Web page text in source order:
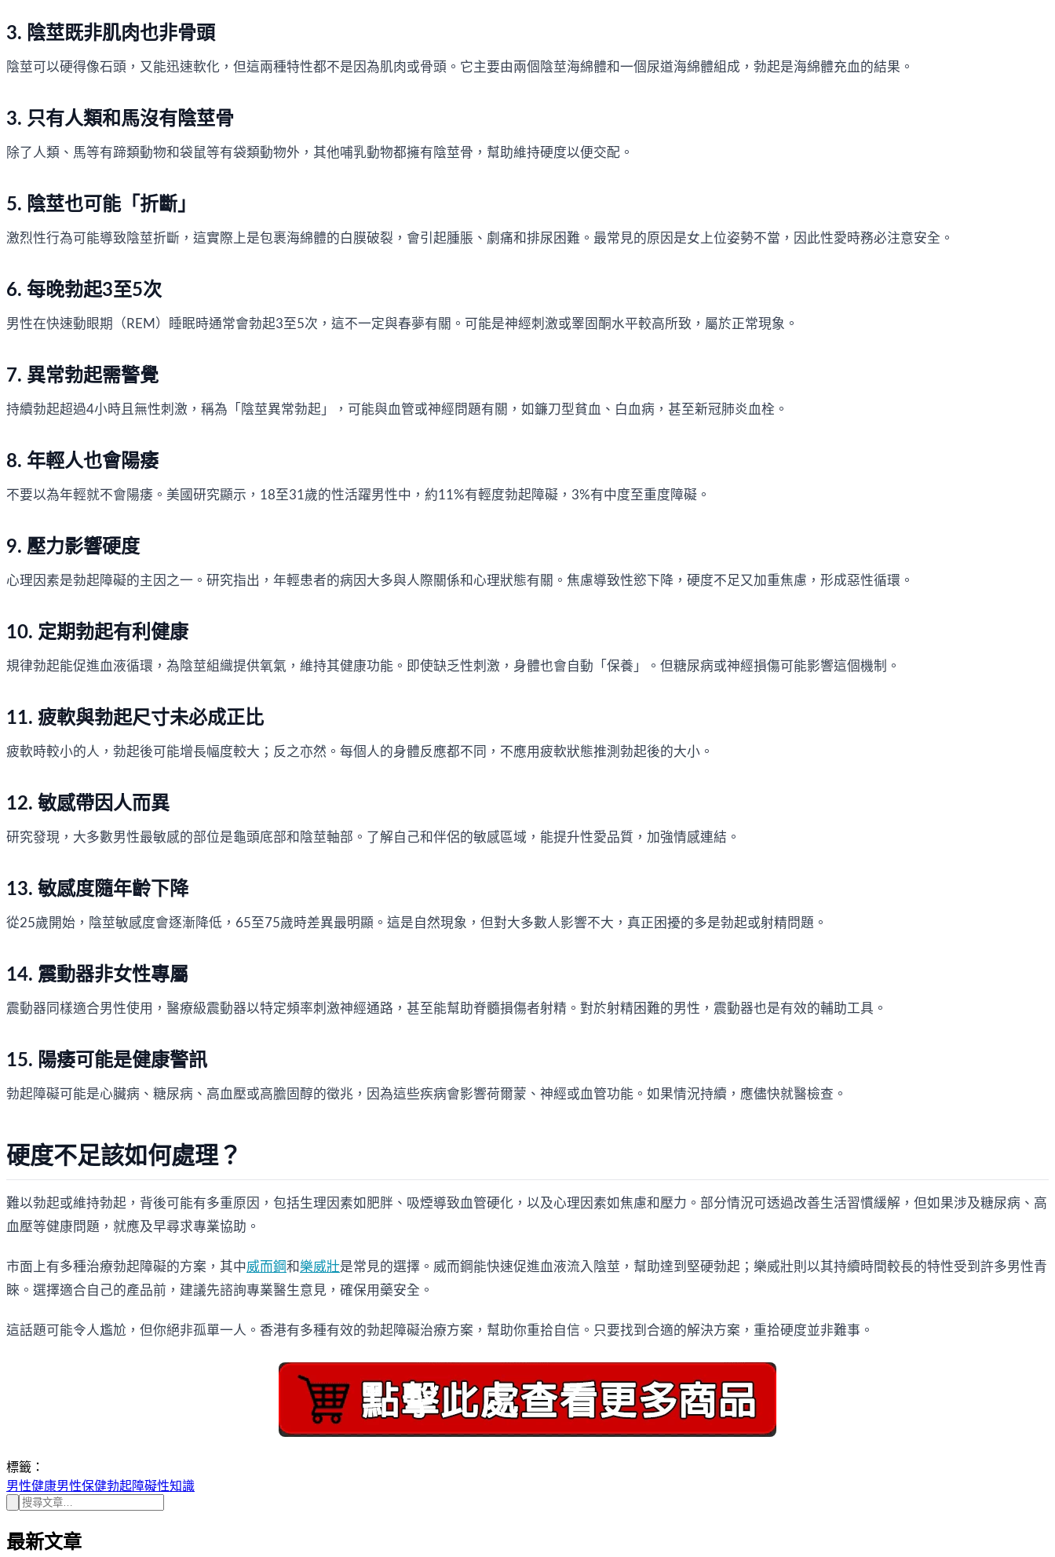
3. 陰莖既非肌肉也非骨頭
陰莖可以硬得像石頭，又能迅速軟化，但這兩種特性都不是因為肌肉或骨頭。它主要由兩個陰莖海綿體和一個尿道海綿體組成，勃起是海綿體充血的結果。
3. 只有人類和馬沒有陰莖骨
除了人類、馬等有蹄類動物和袋鼠等有袋類動物外，其他哺乳動物都擁有陰莖骨，幫助維持硬度以便交配。
5. 陰莖也可能「折斷」
激烈性行為可能導致陰莖折斷，這實際上是包裹海綿體的白膜破裂，會引起腫脹、劇痛和排尿困難。最常見的原因是女上位姿勢不當，因此性愛時務必注意安全。
6. 每晚勃起3至5次
男性在快速動眼期（REM）睡眠時通常會勃起3至5次，這不一定與春夢有關。可能是神經刺激或睪固酮水平較高所致，屬於正常現象。
7. 異常勃起需警覺
持續勃起超過4小時且無性刺激，稱為「陰莖異常勃起」，可能與血管或神經問題有關，如鐮刀型貧血、白血病，甚至新冠肺炎血栓。
8. 年輕人也會陽痿
不要以為年輕就不會陽痿。美國研究顯示，18至31歲的性活躍男性中，約11%有輕度勃起障礙，3%有中度至重度障礙。
9. 壓力影響硬度
心理因素是勃起障礙的主因之一。研究指出，年輕患者的病因大多與人際關係和心理狀態有關。焦慮導致性慾下降，硬度不足又加重焦慮，形成惡性循環。
10. 定期勃起有利健康
規律勃起能促進血液循環，為陰莖組織提供氧氣，維持其健康功能。即使缺乏性刺激，身體也會自動「保養」。但糖尿病或神經損傷可能影響這個機制。
11. 疲軟與勃起尺寸未必成正比
疲軟時較小的人，勃起後可能增長幅度較大；反之亦然。每個人的身體反應都不同，不應用疲軟狀態推測勃起後的大小。
12. 敏感帶因人而異
研究發現，大多數男性最敏感的部位是龜頭底部和陰莖軸部。了解自己和伴侶的敏感區域，能提升性愛品質，加強情感連結。
13. 敏感度隨年齡下降
從25歲開始，陰莖敏感度會逐漸降低，65至75歲時差異最明顯。這是自然現象，但對大多數人影響不大，真正困擾的多是勃起或射精問題。
14. 震動器非女性專屬
震動器同樣適合男性使用，醫療級震動器以特定頻率刺激神經通路，甚至能幫助脊髓損傷者射精。對於射精困難的男性，震動器也是有效的輔助工具。
15. 陽痿可能是健康警訊
勃起障礙可能是心臟病、糖尿病、高血壓或高膽固醇的徵兆，因為這些疾病會影響荷爾蒙、神經或血管功能。如果情況持續，應儘快就醫檢查。
硬度不足該如何處理？
難以勃起或維持勃起，背後可能有多重原因，包括生理因素如肥胖、吸煙導致血管硬化，以及心理因素如焦慮和壓力。部分情況可透過改善生活習慣緩解，但如果涉及糖尿病、高
血壓等健康問題，就應及早尋求專業協助。
市面上有多種治療勃起障礙的方案，其中威而鋼和樂威壯是常見的選擇。威而鋼能快速促進血液流入陰莖，幫助達到堅硬勃起；樂威壯則以其持續時間較長的特性受到許多男性青
睞。選擇適合自己的產品前，建議先諮詢專業醫生意見，確保用藥安全。
這話題可能令人尷尬，但你絕非孤單一人。香港有多種有效的勃起障礙治療方案，幫助你重拾自信。只要找到合適的解決方案，重拾硬度並非難事。
標籤：
男性健康男性保健勃起障礙性知識
最新文章